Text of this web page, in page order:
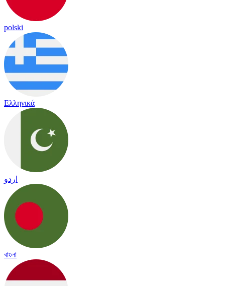
polski
Ελληνικά
اردو
বাংলা